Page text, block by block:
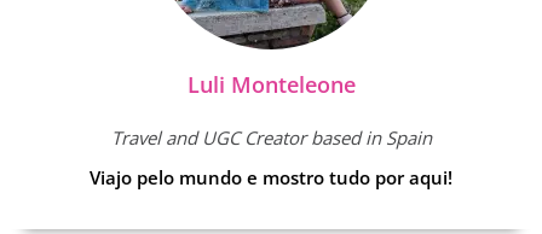
Luli Monteleone
Travel and UGC Creator based in Spain
Viajo pelo mundo e mostro tudo por aqui!